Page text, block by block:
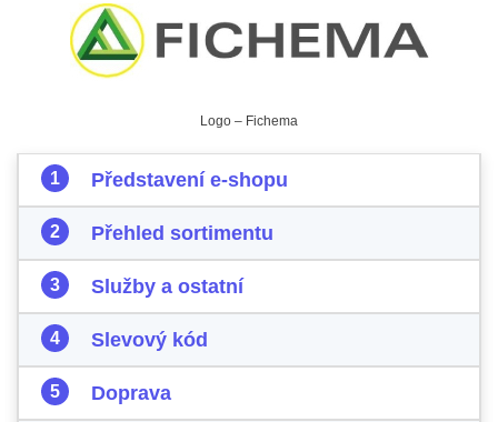
Logo – Fichema
Představení e-shopu
Přehled sortimentu
Služby a ostatní
Slevový kód
Doprava